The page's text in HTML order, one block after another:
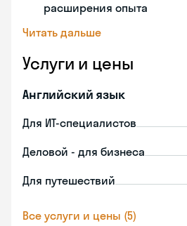
расширения опыта
Читать дальше
Услуги и цены
Английский язык
Для ИТ-специалистов
Деловой - для бизнеса
Для путешествий
Все услуги и цены (5)